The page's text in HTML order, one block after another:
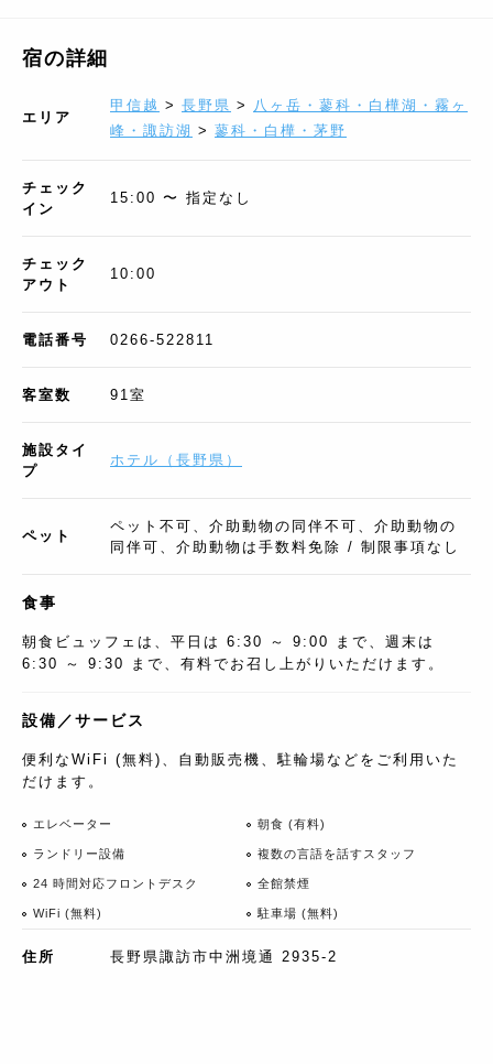
宿の詳細
エリア
甲信越 > 長野県 > 八ヶ岳・蓼科・白樺湖・霧ヶ
峰・諏訪湖 > 蓼科・白樺・茅野
チェック
イン
15:00 〜 指定なし
チェック
アウト
10:00
電話番号 0266-522811
客室数 91室
施設タイ
プ
ホテル （ 長野県 ）
ペット
ペット不可、介助動物の同伴不可、介助動物の
同伴可、介助動物は手数料免除 / 制限事項なし
食事
朝食ビュッフェは、平日は 6:30 ～ 9:00 まで、週末は
6:30 ～ 9:30 まで、有料でお召し上がりいただけます。
設備／サービス
便利なWiFi (無料)、自動販売機、駐輪場などをご利用いた
だけます。
エレベーター 朝食 (有料)
ランドリー設備 複数の言語を話すスタッフ
24 時間対応フロントデスク 全館禁煙
WiFi (無料) 駐車場 (無料)
住所 長野県諏訪市中洲境通 2935-2